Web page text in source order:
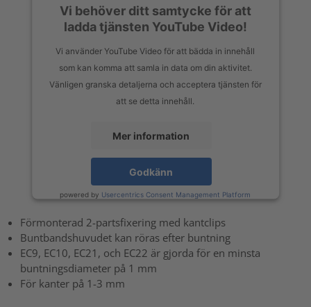
Vi behöver ditt samtycke för att
ladda tjänsten YouTube Video!
Vi använder YouTube Video för att bädda in innehåll
som kan komma att samla in data om din aktivitet.
Vänligen granska detaljerna och acceptera tjänsten för
att se detta innehåll.
Mer information
Godkänn
powered by Usercentrics Consent Management Platform
Förmonterad 2-partsfixering med kantclips
Buntbandshuvudet kan röras efter buntning
EC9, EC10, EC21, och EC22 är gjorda för en minsta
buntningsdiameter på 1 mm
För kanter på 1-3 mm